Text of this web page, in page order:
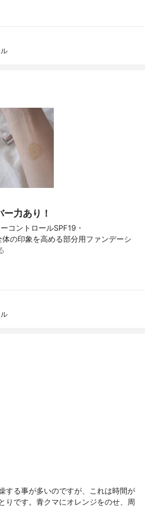
力あり！
コントロールSPF19・
の印象を高める部分用ファンデーシ
する事が多いのですが、これは時間が
りです。青クマにオレンジをのせ、周